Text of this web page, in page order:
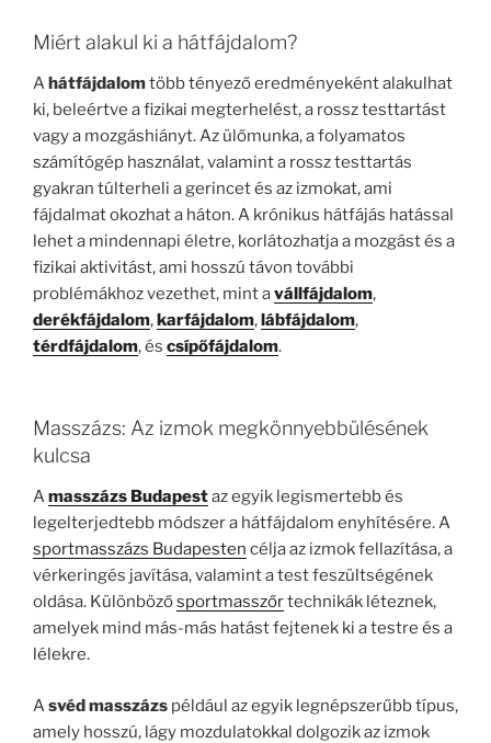
Miért alakul ki a hátfájdalom?
A hátfájdalomtöbb tényező eredményeként alakulhat
ki, beleértve a fizikai megterhelést, a rossz testtartást
vagy a mozgáshiányt. Az ülőmunka, a folyamatos
számítógép használat, valamint a rossz testtartás
gyakran túlterheli a gerincet és az izmokat, ami
fájdalmat okozhat a háton. A krónikus hátfájás hatással
lehet a mindennapi életre, korlátozhatja a mozgást és a
fizikai aktivitást, ami hosszú távon további
problémákhoz vezethet, mint avállfájdalom,
derékfájdalom, karfájdalom, lábfájdalom,
térdfájdalom, és csípőfájdalom.
Masszázs: Az izmok megkönnyebbülésének
kulcsa
Amasszázs Budapestaz egyik legismertebb és
legelterjedtebb módszer a hátfájdalom enyhítésére. A
sportmasszázs Budapesten célja az izmok fellazítása, a
vérkeringés javítása, valamint a test feszültségének
oldása. Különbözősportmasszőrtechnikák léteznek,
amelyek mind más-más hatást fejtenek ki a testre és a
lélekre.
Asvéd masszázs például az egyik legnépszerűbb típus,
amely hosszú, lágy mozdulatokkal dolgozik az izmok